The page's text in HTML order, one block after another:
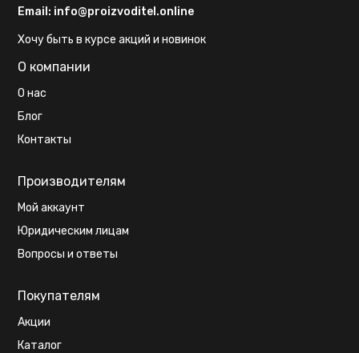
Email: info@proizvoditel.online
Хочу быть в курсе акций и новинок
О компании
О нас
Блог
Контакты
Производителям
Мой аккаунт
Юридическим лицам
Вопросы и ответы
Покупателям
Акции
Каталог